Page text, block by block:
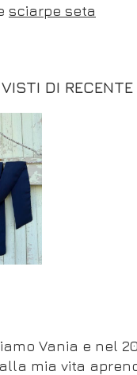
sciarpe seta
VISTI DI RECENTE
Vania e nel
mia vita